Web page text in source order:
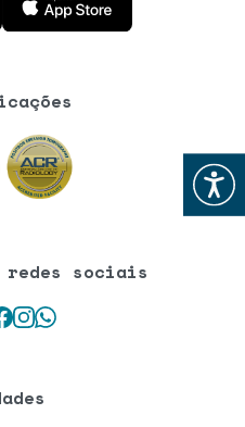
Abrir
redes sociais
Instagram
WhatsApp